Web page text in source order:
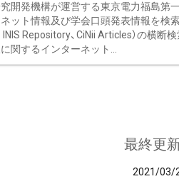
開発機構が運営する東京電力福島第
ット情報及び学会口頭発表情報を検索
INIS Repository、CiNii Articles）の横
関するインターネット...
最終更
2021/03/